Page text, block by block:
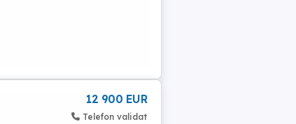
12 900 EUR
Telefon validat